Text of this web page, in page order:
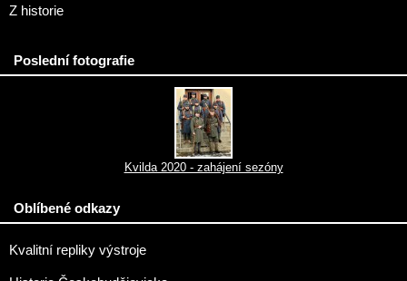
Z historie
Poslední fotografie
Kvilda 2020 - zahájení sezóny
Oblíbené odkazy
Kvalitní repliky výstroje